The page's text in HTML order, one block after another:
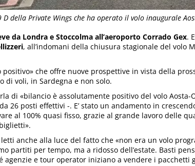
D della Private Wings che ha operato il volo inaugurale
da Londra e Stoccolma all’aeroporto Corrado Gex.
, all’indomani della chiusura stagionale del volo
positivo» che offre nuove prospettive in vista della
di voli, in Sardegna e non solo.
di «bilancio è assolutamente positivo del volo
26 posti effettivi -. E’ stato un andamento in
al 100% quasi fisso, grazie al grande lavoro delle
anche alla luce del fatto che «non era un volo
partiti per tempo, ma a ridosso dell’estate. Basti
agenzie e tour operator iniziano a vendere i pacchetti